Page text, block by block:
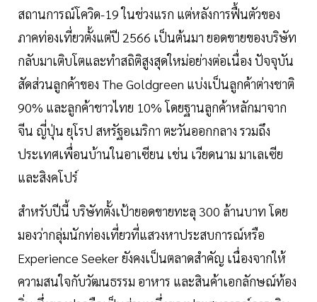
สถานการณ์โควิด-19 ในช่วงแรก แต่หลังการฟื้นตัวของ
ภาคท่องเที่ยวตั้งแต่ปี 2566 เป็นต้นมา ยอดขายของบริษัท
กลับมาเติบโตและทำสถิติสูงสุดใหม่อย่างต่อเนื่อง ปัจจุบัน
สัดส่วนลูกค้าของ The Goldgreen แบ่งเป็นลูกค้าต่างชาติ
90% และลูกค้าชาวไทย 10% โดยฐานลูกค้าหลักมาจาก
จีน ญี่ปุ่น ยุโรป สหรัฐอเมริกา ตะวันออกกลาง รวมถึง
ประเทศเพื่อนบ้านในอาเซียน เช่น เวียดนาม มาเลเซีย
และสิงคโปร์
สำหรับปีนี้ บริษัทตั้งเป้ายอดขายทะลุ 300 ล้านบาท โดย
มองว่ากลุ่มนักท่องเที่ยวที่แสวงหาประสบการณ์หรือ
Experience Seeker ยังคงเป็นตลาดสำคัญ เนื่องจากให้
ความสนใจกับวัฒนธรรม อาหาร และสินค้าเอกลักษณ์ท้อง